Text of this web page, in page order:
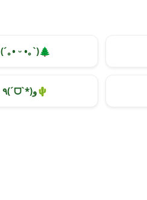
(´｡• ᵕ •｡`)🌲
٩(ˊᗜˋ*)و🌵